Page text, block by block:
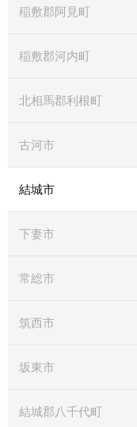
稲敷郡阿見町
稲敷郡河内町
北相馬郡利根町
古河市
結城市
下妻市
常総市
筑西市
坂東市
結城郡八千代町